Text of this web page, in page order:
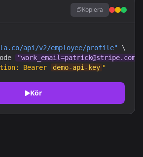
Kopiera
api/v2/employee/profile" \
"work_email=patrick@stripe.com"
Bearer demo-api-key "
Kör